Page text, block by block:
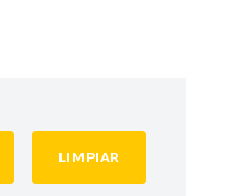
LIMPIAR